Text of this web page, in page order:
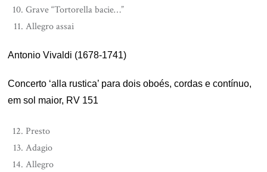
Grave “Tortorella bacie…”
Allegro assai
Antonio Vivaldi (1678-1741)
Concerto ‘alla rustica’ para dois oboés, cordas e contínuo,
em sol maior, RV 151
Presto
Adagio
Allegro